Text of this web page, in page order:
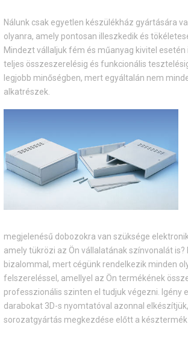
Nálunk csak egyetlen készülékház gyártására
olyanra, amely pontosan illeszkedik és
Mindezt vállaljuk fém és műanyag kivitel esetén
teljes összeszerelésig és funkcionális
legjobb minőségben, mert egyáltalán nem
alkatrészek.
megjelenésű dobozokra van szüksége
amely tükrözi az Ön vállalatának színvonalát is?
bizalommal, mert cégünk rendelkezik minden
felszereléssel, amellyel az Ön termékének
professzionális szinten el tudjuk végezni. Igény
darabokat 3D-s nyomtatóval azonnal
sorozatgyártás megkezdése előtt a